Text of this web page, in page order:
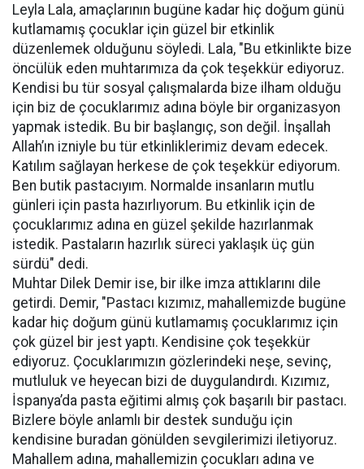
Leyla Lala, amaçlarının bugüne kadar hiç doğum günü
kutlamamış çocuklar için güzel bir etkinlik
düzenlemek olduğunu söyledi. Lala, "Bu etkinlikte bize
öncülük eden muhtarımıza da çok teşekkür ediyoruz.
Kendisi bu tür sosyal çalışmalarda bize ilham olduğu
için biz de çocuklarımız adına böyle bir organizasyon
yapmak istedik. Bu bir başlangıç, son değil. İnşallah
Allah’ın izniyle bu tür etkinliklerimiz devam edecek.
Katılım sağlayan herkese de çok teşekkür ediyorum.
Ben butik pastacıyım. Normalde insanların mutlu
günleri için pasta hazırlıyorum. Bu etkinlik için de
çocuklarımız adına en güzel şekilde hazırlanmak
istedik. Pastaların hazırlık süreci yaklaşık üç gün
sürdü" dedi.
Muhtar Dilek Demir ise, bir ilke imza attıklarını dile
getirdi. Demir, "Pastacı kızımız, mahallemizde bugüne
kadar hiç doğum günü kutlamamış çocuklarımız için
çok güzel bir jest yaptı. Kendisine çok teşekkür
ediyoruz. Çocuklarımızın gözlerindeki neşe, sevinç,
mutluluk ve heyecan bizi de duygulandırdı. Kızımız,
İspanya’da pasta eğitimi almış çok başarılı bir pastacı.
Bizlere böyle anlamlı bir destek sunduğu için
kendisine buradan gönülden sevgilerimizi iletiyoruz.
Mahallem adına, mahallemizin çocukları adına ve